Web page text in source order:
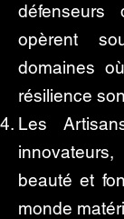
opèrent
domaines
résilience
Les
beauté et
monde